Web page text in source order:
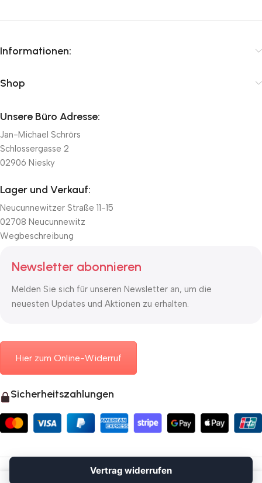
Informationen:
Shop
Unsere Büro Adresse:
Jan-Michael Schrörs
Schlossergasse 2
02906 Niesky
Lager und Verkauf:
Neucunnewitzer Straße 11-15
02708 Neucunnewitz
Wegbeschreibung
Newsletter abonnieren
Melden Sie sich für unseren Newsletter an, um die
neuesten Updates und Aktionen zu erhalten.
Hier zum Online-Widerruf
Sicherheitszahlungen
© 2026 Mauerkasten24.de
Vertrag widerrufen
Vertrag widerrufen